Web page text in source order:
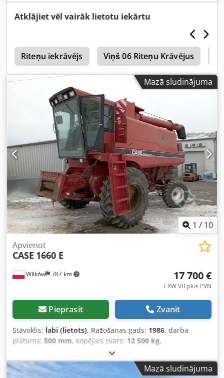
Atklājiet vēl vairāk lietotu iekārtu
Riteņu iekrāvējs Viņš 06 Riteņu Krāvējus
Mazā sludinājuma
1 / 10
Wilków 787 km
Apvienot
CASE 1660 E
17 700 €
EXW VB plus PVN
Pieprasīt Zvanīt
Stāvoklis: labi (lietots), Ražošanas gads: 1986, darba
platums: 500 mm, kopējais svars: 12 500 kg,
iekārtas/transportlīdzekļa numurs:
axial flow Zīmols: Case IH Modelis: 1660 Gads: 1987
Motorstundas: 3 300 h Griezuma platums: 5,00 mMazā sludinājuma